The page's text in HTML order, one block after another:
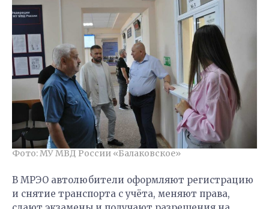
Фото: МУ МВД России «Балаковское»
В МРЭО автолюбители оформляют регистрацию
и снятие транспорта с учёта, меняют права,